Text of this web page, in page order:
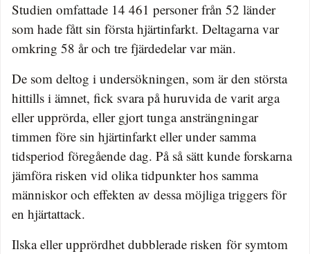
Studien omfattade 14 461 personer från 52 länder
som hade fått sin första hjärtinfarkt. Deltagarna var
omkring 58 år och tre fjärdedelar var män.
De som deltog i undersökningen, som är den största
hittills i ämnet, fick svara på huruvida de varit arga
eller upprörda, eller gjort tunga ansträngningar
timmen före sin hjärtinfarkt eller under samma
tidsperiod föregående dag. På så sätt kunde forskarna
jämföra risken vid olika tidpunkter hos samma
människor och effekten av dessa möjliga triggers för
en hjärtattack.
Ilska eller upprördhet dubblerade risken för symtom